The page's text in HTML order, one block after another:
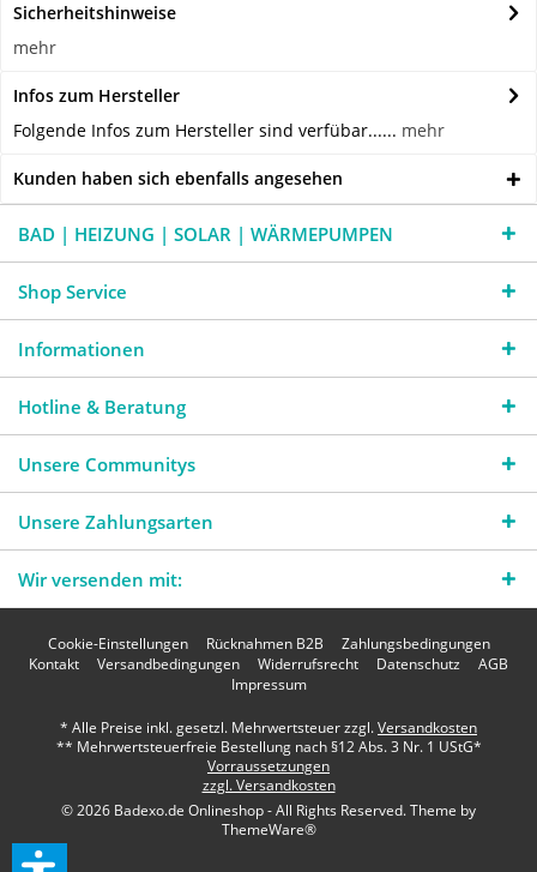
Sicherheitshinweise
mehr
Infos zum Hersteller
Folgende Infos zum Hersteller sind verfübar...... mehr
Kunden haben sich ebenfalls angesehen
BAD | HEIZUNG | SOLAR | WÄRMEPUMPEN
Shop Service
Informationen
Hotline & Beratung
Unsere Communitys
Unsere Zahlungsarten
Wir versenden mit:
Cookie-Einstellungen Rücknahmen B2B
Zahlungsbedingungen
Kontakt
Versandbedingungen Widerrufsrecht Datenschutz
AGB
Impressum
* Alle Preise inkl. gesetzl. Mehrwertsteuer zzgl.Versandkosten
** Mehrwertsteuerfreie Bestellung nach §12 Abs. 3 Nr. 1 UStG*
Vorraussetzungen
zzgl. Versandkosten
© 2026 Badexo.de Onlineshop - All Rights Reserved. Theme by
ThemeWare®